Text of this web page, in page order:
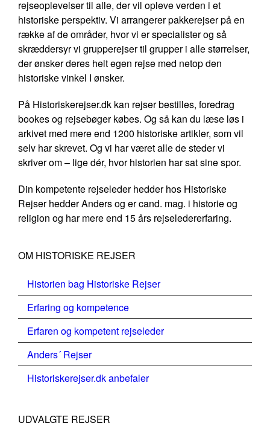
rejseoplevelser til alle, der vil opleve verden i et
historiske perspektiv. Vi arrangerer pakkerejser på en
række af de områder, hvor vi er specialister og så
skræddersyr vi grupperejser til grupper i alle størrelser,
der ønsker deres helt egen rejse med netop den
historiske vinkel I ønsker.
På Historiskerejser.dk kan rejser bestilles, foredrag
bookes og rejsebøger købes. Og så kan du læse løs i
arkivet med mere end 1200 historiske artikler, som vil
selv har skrevet. Og vi har været alle de steder vi
skriver om – lige dér, hvor historien har sat sine spor.
Din kompetente rejseleder hedder hos Historiske
Rejser hedder Anders og er cand. mag. i historie og
religion og har mere end 15 års rejseledererfaring.
OM HISTORISKE REJSER
Historien bag Historiske Rejser
Erfaring og kompetence
Erfaren og kompetent rejseleder
Anders´ Rejser
Historiskerejser.dk anbefaler
UDVALGTE REJSER